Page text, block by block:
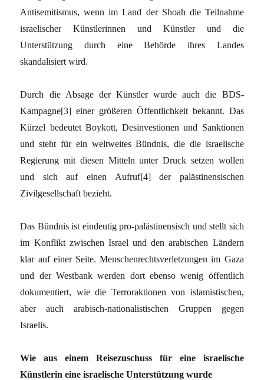
Antisemitismus, wenn im Land der Shoah die Teilnahme
israelischer Künstlerinnen und Künstler und die
Unterstützung durch eine Behörde ihres Landes
skandalisiert wird.
Durch die Absage der Künstler wurde auch die BDS-
Kampagne[3] einer größeren Öffentlichkeit bekannt. Das
Kürzel bedeutet Boykott, Desinvestionen und Sanktionen
und steht für ein weltweites Bündnis, die die israelische
Regierung mit diesen Mitteln unter Druck setzen wollen
und sich auf einen Aufruf[4] der palästinensischen
Zivilgesellschaft bezieht.
Das Bündnis ist eindeutig pro-palästinensisch und stellt sich
im Konflikt zwischen Israel und den arabischen Ländern
klar auf einer Seite. Menschenrechtsverletzungen im Gaza
und der Westbank werden dort ebenso wenig öffentlich
dokumentiert, wie die Terroraktionen von islamistischen,
aber auch arabisch-nationalistischen Gruppen gegen
Israelis.
Wie aus einem Reisezuschuss für eine israelische
Künstlerin eine israelische Unterstützung wurde